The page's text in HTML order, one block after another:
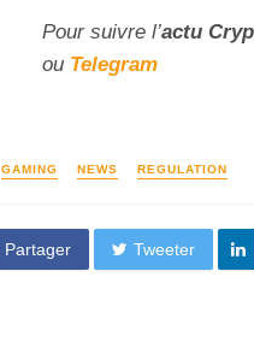
Pour suivre l’actu
ou Telegram
GAMING NEWS REGULATION
Partager Tweeter